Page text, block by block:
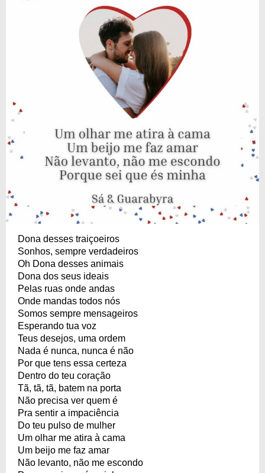
Dona desses traiçoeiros
Sonhos, sempre verdadeiros
Oh Dona desses animais
Dona dos seus ideais
Pelas ruas onde andas
Onde mandas todos nós
Somos sempre mensageiros
Esperando tua voz
Teus desejos, uma ordem
Nada é nunca, nunca é não
Por que tens essa certeza
Dentro do teu coração
Tã, tã, tã, batem na porta
Não precisa ver quem é
Pra sentir a impaciência
Do teu pulso de mulher
Um olhar me atira à cama
Um beijo me faz amar
Não levanto, não me escondo